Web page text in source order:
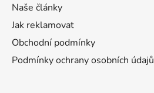
Naše články
Jak reklamovat
Obchodní podmínky
Podmínky ochrany osobních údajů